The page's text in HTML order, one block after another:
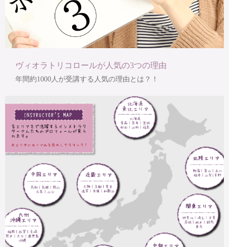
ヴィオラトリコロールが人気の3つの理由
年間約1000人が受講する人気の理由とは？！